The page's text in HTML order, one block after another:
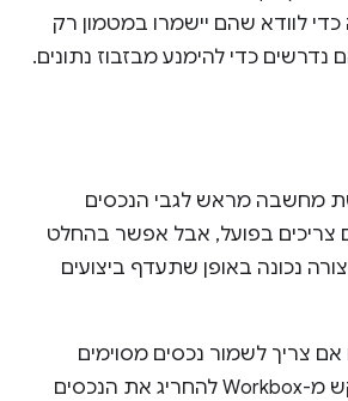
לוודא שהם יישמרו במטמון רק
כדי להימנע מבזבוז נתונים.
מחשבה מראש לגבי הנכסים
בפועל, אבל אפשר בהחלט
נכונה באופן שתעדף ביצועים
צריך לשמור נכסים מסוימים
במטמון, מומלץ לבקש מ-Workbox להחריג את הנכסים